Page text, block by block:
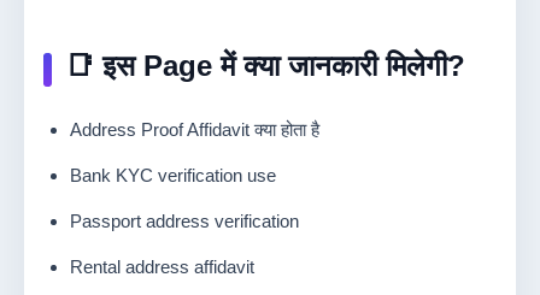
📑 इस Page में क्या जानकारी मिलेगी?
Address Proof Affidavit क्या होता है
Bank KYC verification use
Passport address verification
Rental address affidavit